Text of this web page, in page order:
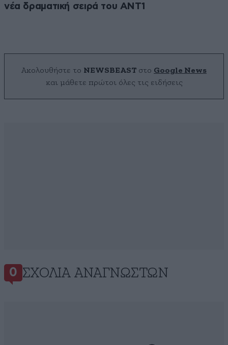
νέα δραματική σειρά του ANT1
Ακολουθήστε το NEWSBEAST στο Google News
και μάθετε πρώτοι όλες τις ειδήσεις
0 ΣΧΌΛΙΑ ΑΝΑΓΝΩΣΤΏΝ